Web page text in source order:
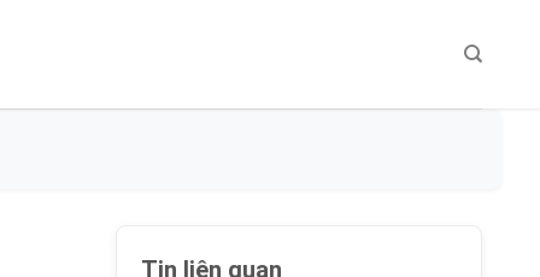
Tin liên quan